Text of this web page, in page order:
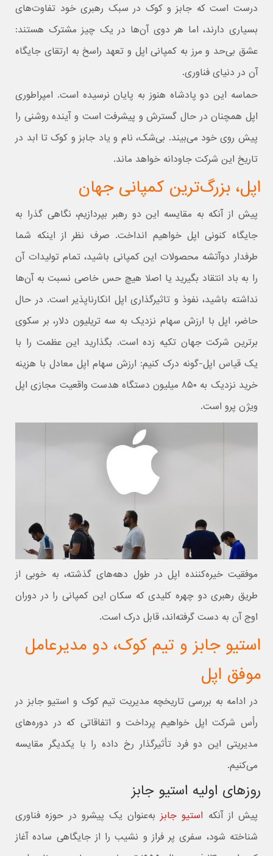
درست است که جابز و کوک در سبک رهبری خود تفاوت‌های
بسیاری دارند، اما هر دوی آن‌ها در یک چیز مشترک هستند:
عشق بی‌حد و مرز به کمپانی اپل و تعهد راسخ به ارتقای جایگاه
آن در دنیای فناوری.
حماسه‌ این دو پادشاه هنوز به پایان نرسیده است. امپراطوری
اپل همچنان در حال گسترش و پیشرفت است و آینده روشنی را
پیش روی خود می‌بیند. بی‌شک، نام و یاد جابز و کوک تا ابد در
تاریخ این شرکت جاودانه خواهد ماند.
اپل، بزرگ‌ترین کمپانی جهان
پیش از آنکه به مقایسه این دو رهبر بپردازیم، نگاهی گذرا به
جایگاه کنونی اپل خواهیم انداخت. صرف نظر از اینکه شما
طرفدار دوآتشه محصولات این کمپانی باشید، تمام تولیدات آن
را به باد انتقاد بگیرید یا اصلا هیچ حس خاصی نسبت به آن‌ها
نداشته باشید، نفوذ و تاثیرگذاری اپل انکارناپذیر است. در حال
حاضر، اپل با ارزش سهام نزدیک به سه تریلیون دلار، بر سکوی
برترین شرکت جهان تکیه زده است. بگذارید این عظمت را با
یک قیاس اپل-گونه درک کنیم: ارزش سهام اپل معادل با هزینه
خرید نزدیک به ۸۵۰ میلیون دستگاه هدست واقعیت مجازی اپل
ویژن پرو است.
موفقیت خیره‌کننده اپل در طول دهه‌های گذشته، به خوبی از
طریق رهبری دو چهره‌ کلیدی که سکان این کمپانی را در دوران
اوج آن به دست گرفته‌اند، قابل درک است.
استیو جابز و تیم کوک، دو مدیرعامل
موفق اپل
در ادامه به بررسی تاریخچه مدیریت تیم کوک و استیو جابز در
رأس شرکت اپل خواهیم پرداخت و اتفاقاتی که در دوره‌های
مدیریتی این دو فرد تأثیرگذار رخ داده را با یکدیگر مقایسه
می‌کنیم.
روزهای اولیه استیو جابز
پیش از آنکه استیو جابز به‌عنوان یک پیشرو در حوزه‌ فناوری
شناخته شود، سفری پر فراز و نشیب را از جایگاهی ساده آغاز